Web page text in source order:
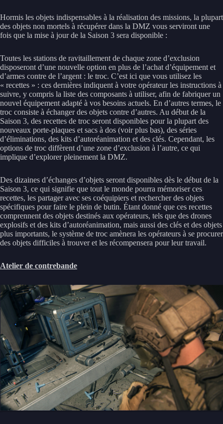
Hormis les objets indispensables à la réalisation des missions, la plupart
des objets non mortels à récupérer dans la DMZ vous serviront une
fois que la mise à jour de la Saison 3 sera disponible :
Toutes les stations de ravitaillement de chaque zone d’exclusion
disposeront d’une nouvelle option en plus de l’achat d’équipement et
d’armes contre de l’argent : le troc. C’est ici que vous utilisez les
« recettes » : ces dernières indiquent à votre opérateur les instructions à
suivre, y compris la liste des composants à utiliser, afin de fabriquer un
nouvel équipement adapté à vos besoins actuels. En d’autres termes, le
troc consiste à échanger des objets contre d’autres. Au début de la
Saison 3, des recettes de troc seront disponibles pour la plupart des
nouveaux porte-plaques et sacs à dos (voir plus bas), des séries
d’éliminations, des kits d’autoréanimation et des clés. Cependant, les
options de troc diffèrent d’une zone d’exclusion à l’autre, ce qui
implique d’explorer pleinement la DMZ.
Des dizaines d’échanges d’objets seront disponibles dès le début de la
Saison 3, ce qui signifie que tout le monde pourra mémoriser ces
recettes, les partager avec ses coéquipiers et rechercher des objets
spécifiques pour faire le plein de butin. Étant donné que ces recettes
comprennent des objets destinés aux opérateurs, tels que des drones
explosifs et des kits d’autoréanimation, mais aussi des clés et des objets
plus importants, le système de troc amènera les opérateurs à se procurer
des objets difficiles à trouver et les récompensera pour leur travail.
Atelier de contrebande